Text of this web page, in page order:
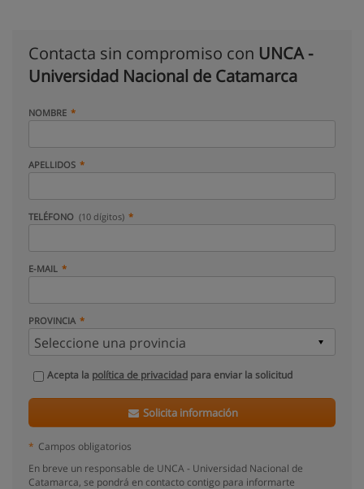
Contacta sin compromiso con UNCA -
Universidad Nacional de Catamarca
NOMBRE
APELLIDOS
TELÉFONO (10 dígitos)
E-MAIL
PROVINCIA
Acepta la política de privacidad para enviar la solicitud
Solicita información
* Campos obligatorios
En breve un responsable de UNCA - Universidad Nacional de
Catamarca, se pondrá en contacto contigo para informarte